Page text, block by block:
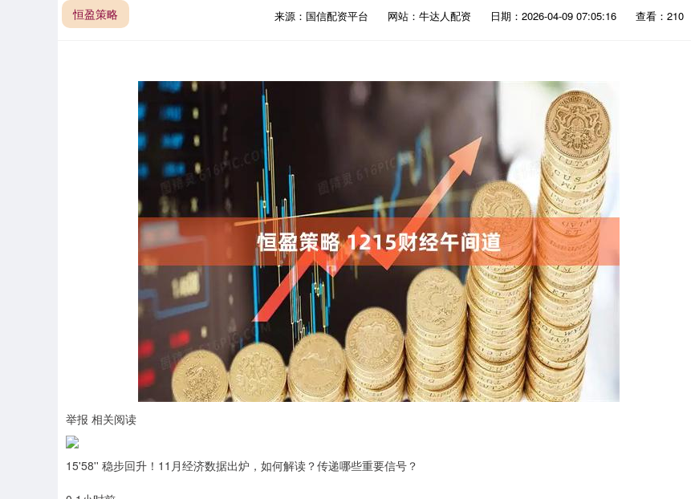
恒盈策略 来源：国信配资平台 网站：牛达人配资 日期：2026-04-09 07:05:16 查看：210
举报 相关阅读
15'58'' 稳步回升！11月经济数据出炉，如何解读？传递哪些重要信号？
沪深300 4686.08 34.77 0.75% 北证50 1121.26